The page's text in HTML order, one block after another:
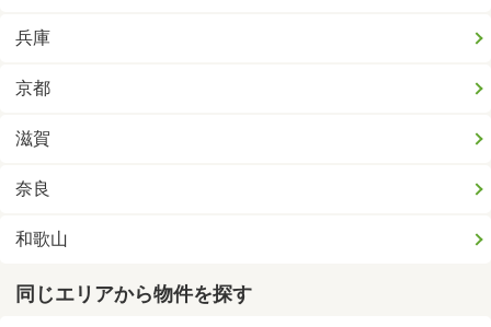
兵庫
京都
滋賀
奈良
和歌山
同じエリアから物件を探す